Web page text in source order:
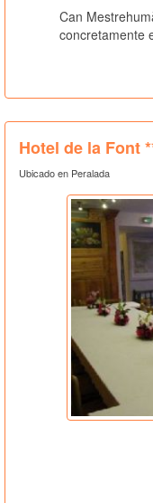
Can
concretamente
Hotel de la Font
Ubicado en Peralada